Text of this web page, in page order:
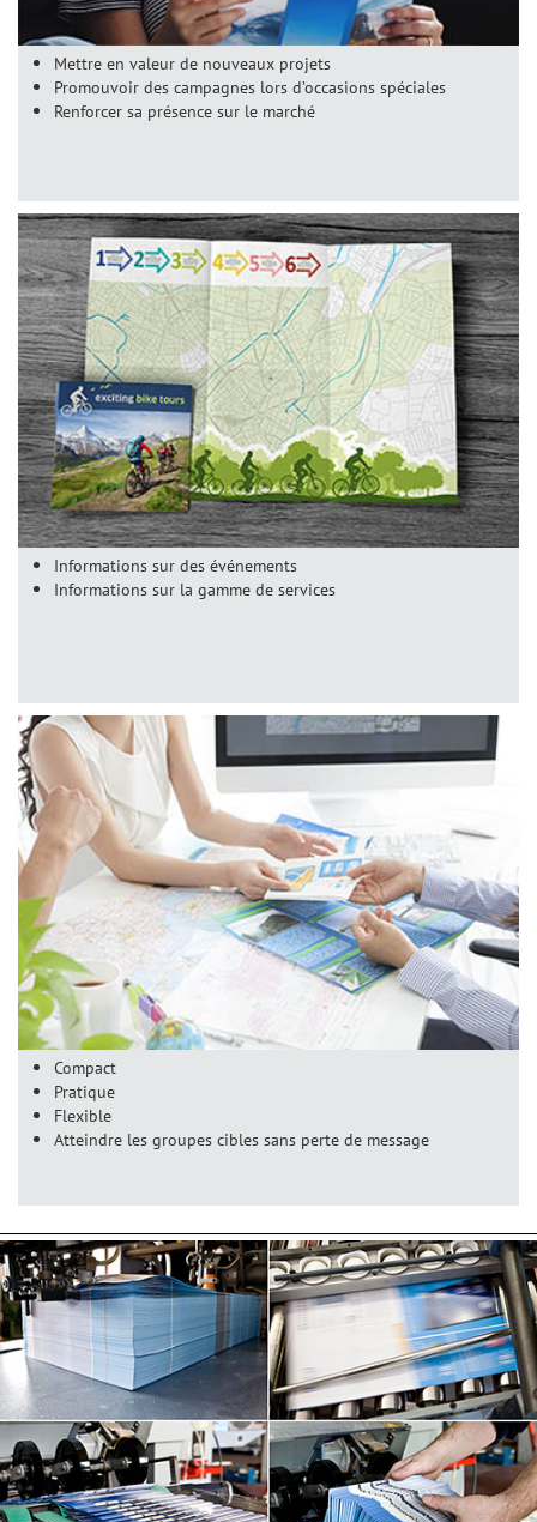
Mettre en valeur de nouveaux projets
Promouvoir des campagnes lors d’occasions spéciales
Renforcer sa présence sur le marché
Informations sur des événements
Informations sur la gamme de services
Compact
Pratique
Flexible
Atteindre les groupes cibles sans perte de message